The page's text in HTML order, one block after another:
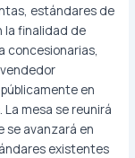
estándares de
la finalidad de
concesionarias,
en
mesa se reunirá
se avanzará en
existentes